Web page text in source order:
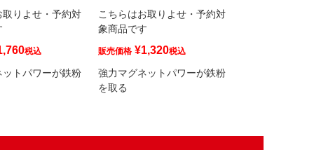
取りよせ・予約対
税込
ットパワーが鉄粉
こちらはお取りよせ・予約対
象商品です
販売価格 ¥1,320税込
強力マグネットパワーが鉄粉
を取る